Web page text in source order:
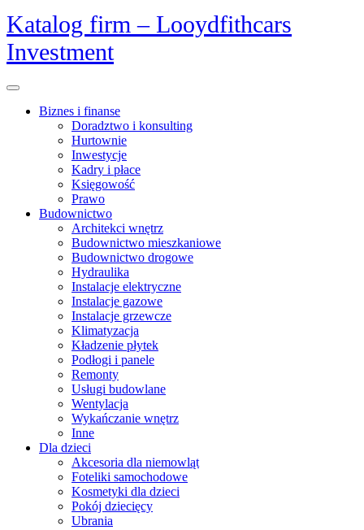
Skip
to
content
Katalog firm – Looydfithcars
Investment
Open
Biznes i finanse
Doradztwo i konsulting
Hurtownie
Inwestycje
Kadry i płace
Księgowość
Prawo
Budownictwo
Architekci wnętrz
Budownictwo mieszkaniowe
Budownictwo drogowe
Hydraulika
Instalacje elektryczne
Instalacje gazowe
Instalacje grzewcze
Klimatyzacja
Kładzenie płytek
Podłogi i panele
Remonty
Usługi budowlane
Wentylacja
Wykańczanie wnętrz
Inne
Dla dzieci
Akcesoria dla niemowląt
Foteliki samochodowe
Kosmetyki dla dzieci
Pokój dziecięcy
Ubrania